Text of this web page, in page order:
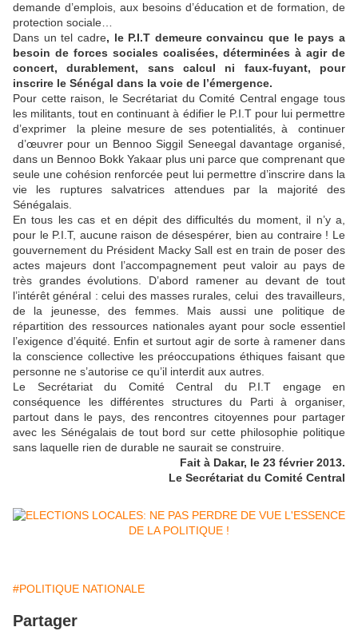
demande d’emplois, aux besoins d’éducation et de formation, de
protection sociale…
Dans un tel cadre, le P.I.T demeure convaincu que le pays a
besoin de forces sociales coalisées, déterminées à agir de
concert, durablement, sans calcul ni faux-fuyant, pour
inscrire le Sénégal dans la voie de l’émergence.
Pour cette raison, le Secrétariat du Comité Central engage tous
les militants, tout en continuant à édifier le P.I.T pour lui permettre
d’exprimer la pleine mesure de ses potentialités, à continuer
d’œuvrer pour un Bennoo Siggil Seneegal davantage organisé,
dans un Bennoo Bokk Yakaar plus uni parce que comprenant que
seule une cohésion renforcée peut lui permettre d’inscrire dans la
vie les ruptures salvatrices attendues par la majorité des
Sénégalais.
En tous les cas et en dépit des difficultés du moment, il n’y a,
pour le P.I.T, aucune raison de désespérer, bien au contraire ! Le
gouvernement du Président Macky Sall est en train de poser des
actes majeurs dont l’accompagnement peut valoir au pays de
très grandes évolutions. D’abord ramener au devant de tout
l’intérêt général : celui des masses rurales, celui des travailleurs,
de la jeunesse, des femmes. Mais aussi une politique de
répartition des ressources nationales ayant pour socle essentiel
l’exigence d’équité. Enfin et surtout agir de sorte à ramener dans
la conscience collective les préoccupations éthiques faisant que
personne ne s’autorise ce qu’il interdit aux autres.
Le Secrétariat du Comité Central du P.I.T engage en
conséquence les différentes structures du Parti à organiser,
partout dans le pays, des rencontres citoyennes pour partager
avec les Sénégalais de tout bord sur cette philosophie politique
sans laquelle rien de durable ne saurait se construire.
Fait à Dakar, le 23 février 2013.
Le Secrétariat du Comité Central
#POLITIQUE NATIONALE
Partager